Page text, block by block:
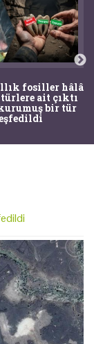
kemik adli
şaşkına çevirdi,
sırrını
çözdü